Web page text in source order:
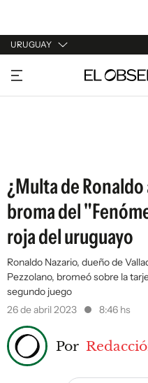
URUGUAY
URUGUAY
ARGENTINA
¿Multa de Ronaldo
broma del
roja del uruguayo
Ronaldo Nazario, dueño de
Pezzolano, bromeó sobre la
segundo juego
26 de abril 2023
8:46 hs
Por